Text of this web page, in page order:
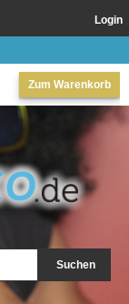
Suchen
Login
Zum Warenkorb